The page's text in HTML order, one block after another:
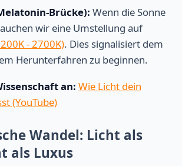
Brücke): Wenn die Sonne
wir eine Umstellung auf
- 2700K). Dies signalisiert dem
Herunterfahren zu beginnen.
an: Wie Licht dein
(YouTube)
Wandel: Licht als
als Luxus